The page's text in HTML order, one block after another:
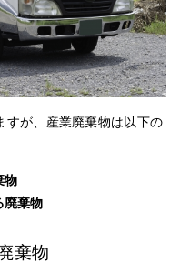
すが、産業廃棄物は以下の
物
廃棄物
棄物